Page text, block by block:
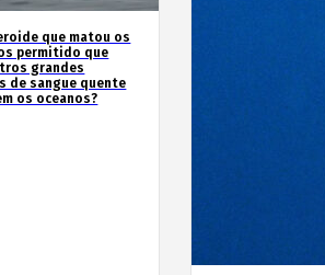
que matou os
permitido que
grandes
de sangue quente
os oceanos?